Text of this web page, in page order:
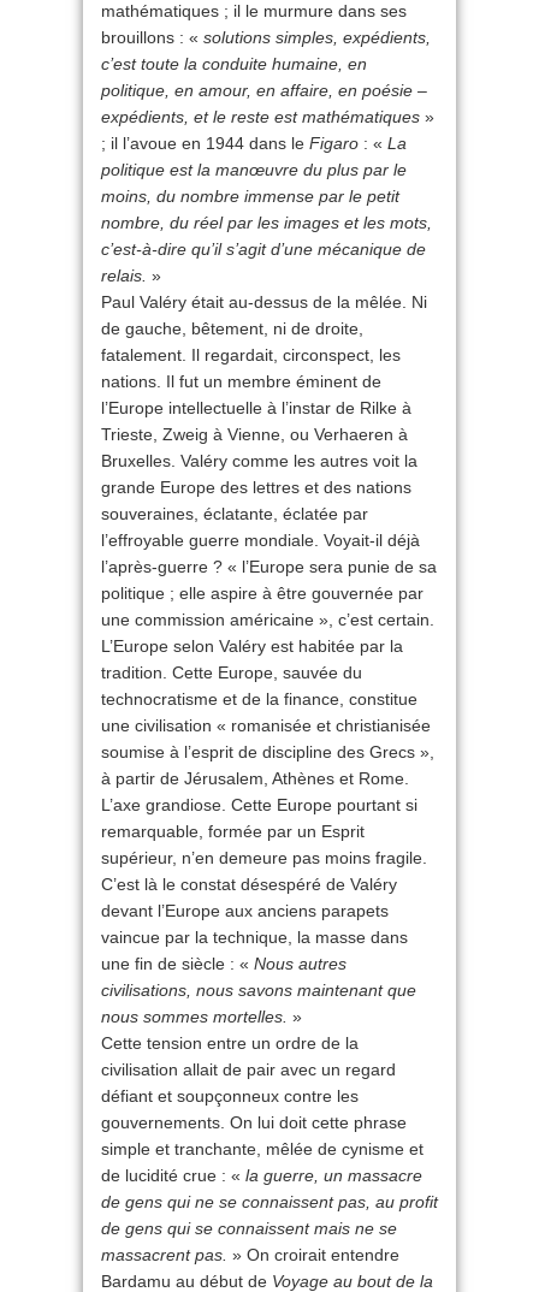
mathématiques ; il le murmure dans ses
brouillons : « solutions simples, expédients,
c’est toute la conduite humaine, en
politique, en amour, en affaire, en poésie –
expédients, et le reste est mathématiques »
; il l’avoue en 1944 dans le Figaro : « La
politique est la manœuvre du plus par le
moins, du nombre immense par le petit
nombre, du réel par les images et les mots,
c’est-à-dire qu’il s’agit d’une mécanique de
relais. »
Paul Valéry était au-dessus de la mêlée. Ni
de gauche, bêtement, ni de droite,
fatalement. Il regardait, circonspect, les
nations. Il fut un membre éminent de
l’Europe intellectuelle à l’instar de Rilke à
Trieste, Zweig à Vienne, ou Verhaeren à
Bruxelles. Valéry comme les autres voit la
grande Europe des lettres et des nations
souveraines, éclatante, éclatée par
l’effroyable guerre mondiale. Voyait-il déjà
l’après-guerre ? « l’Europe sera punie de sa
politique ; elle aspire à être gouvernée par
une commission américaine », c’est certain.
L’Europe selon Valéry est habitée par la
tradition. Cette Europe, sauvée du
technocratisme et de la finance, constitue
une civilisation « romanisée et christianisée
soumise à l’esprit de discipline des Grecs »,
à partir de Jérusalem, Athènes et Rome.
L’axe grandiose. Cette Europe pourtant si
remarquable, formée par un Esprit
supérieur, n’en demeure pas moins fragile.
C’est là le constat désespéré de Valéry
devant l’Europe aux anciens parapets
vaincue par la technique, la masse dans
une fin de siècle : « Nous autres
civilisations, nous savons maintenant que
nous sommes mortelles. »
Cette tension entre un ordre de la
civilisation allait de pair avec un regard
défiant et soupçonneux contre les
gouvernements. On lui doit cette phrase
simple et tranchante, mêlée de cynisme et
de lucidité crue : « la guerre, un massacre
de gens qui ne se connaissent pas, au profit
de gens qui se connaissent mais ne se
massacrent pas. » On croirait entendre
Bardamu au début de Voyage au bout de la